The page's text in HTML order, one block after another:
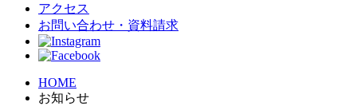
アクセス
お問い合わせ・資料請求
HOME
お知らせ